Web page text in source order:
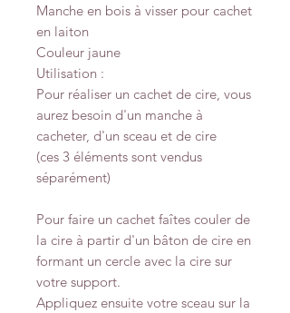
Manche en bois à visser pour cachet
en laiton
Couleur jaune
Utilisation :
Pour réaliser un cachet de cire, vous
aurez besoin d'un manche à
cacheter, d'un sceau et de cire
(ces 3 éléments sont vendus
séparément)
Pour faire un cachet faîtes couler de
la cire à partir d'un bâton de cire en
formant un cercle avec la cire sur
votre support.
Appliquez ensuite votre sceau sur la